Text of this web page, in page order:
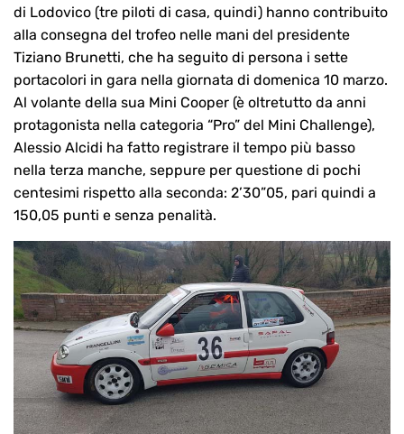
di Lodovico (tre piloti di casa, quindi) hanno contribuito
alla consegna del trofeo nelle mani del presidente
Tiziano Brunetti, che ha seguito di persona i sette
portacolori in gara nella giornata di domenica 10 marzo.
Al volante della sua Mini Cooper (è oltretutto da anni
protagonista nella categoria “Pro” del Mini Challenge),
Alessio Alcidi ha fatto registrare il tempo più basso
nella terza manche, seppure per questione di pochi
centesimi rispetto alla seconda: 2’30”05, pari quindi a
150,05 punti e senza penalità.